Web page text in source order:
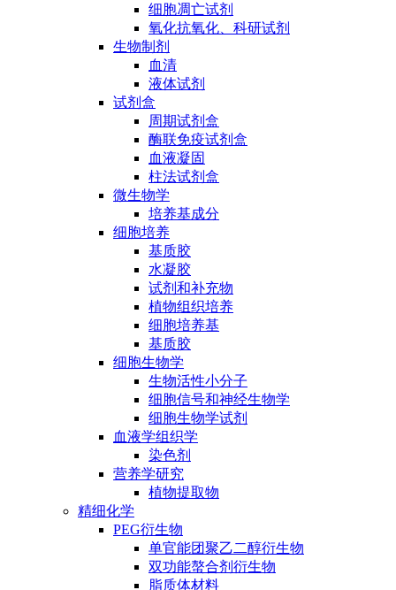
细胞凋亡试剂
氧化抗氧化、科研试剂
生物制剂
血清
液体试剂
试剂盒
周期试剂盒
酶联免疫试剂盒
血液凝固
柱法试剂盒
微生物学
培养基成分
细胞培养
基质胶
水凝胶
试剂和补充物
植物组织培养
细胞培养基
基质胶
细胞生物学
生物活性小分子
细胞信号和神经生物学
细胞生物学试剂
血液学组织学
染色剂
营养学研究
植物提取物
精细化学
PEG衍生物
单官能团聚乙二醇衍生物
双功能螯合剂衍生物
脂质体材料